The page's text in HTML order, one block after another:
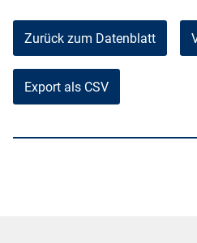
Zurück zum Datenblatt
Export als CSV